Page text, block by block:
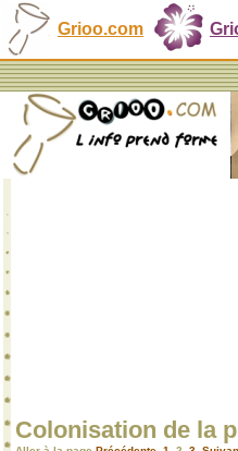
Grioo.com
Colonisation de la